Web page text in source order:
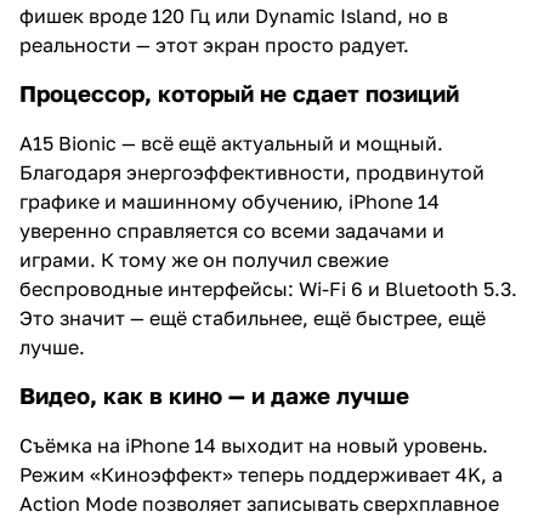
фишек вроде 120 Гц или Dynamic Island, но в
реальности — этот экран просто радует.
Процессор, который не сдает позиций
A15 Bionic — всё ещё актуальный и мощный.
Благодаря энергоэффективности, продвинутой
графике и машинному обучению, iPhone 14
уверенно справляется со всеми задачами и
играми. К тому же он получил свежие
беспроводные интерфейсы: Wi-Fi 6 и Bluetooth 5.3.
Это значит — ещё стабильнее, ещё быстрее, ещё
лучше.
Видео, как в кино — и даже лучше
Съёмка на iPhone 14 выходит на новый уровень.
Режим «Киноэффект» теперь поддерживает 4K, а
Action Mode позволяет записывать сверхплавное